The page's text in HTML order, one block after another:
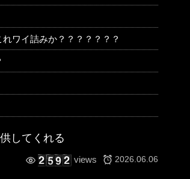
ワイ詰みか？？？？？？？
してくれる
views 2026.06.06